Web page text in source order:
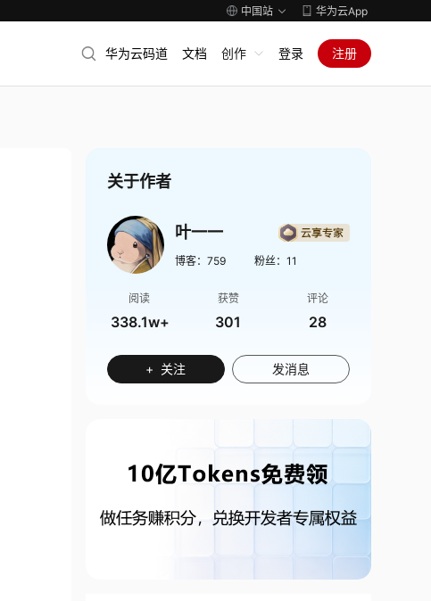
中国站 华为云App
华为云码道 文档 创作 登录 注册
关于作者
叶一一
博客： 759 粉丝： 11
阅读
338.1w+
获赞
301
评论
28
+ 关注 发消息